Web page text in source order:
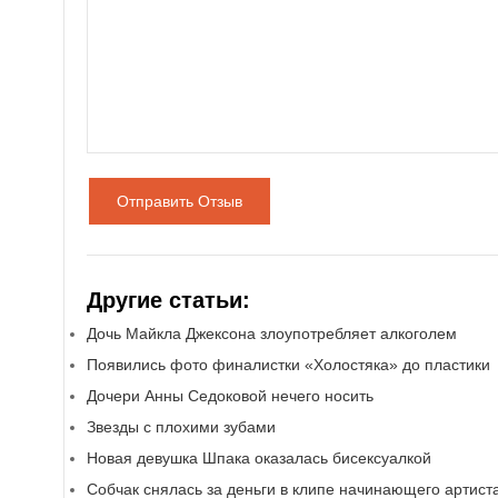
Отправить Отзыв
Другие статьи:
Дочь Майкла Джексона злоупотребляет алкоголем
Появились фото финалистки «Холостяка» до пластики
Дочери Анны Седоковой нечего носить
Звезды с плохими зубами
Новая девушка Шпака оказалась бисексуалкой
Собчак снялась за деньги в клипе начинающего